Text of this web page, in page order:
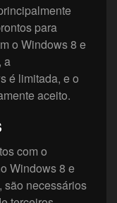
para
o Windows 8 e
a
é limitada, e o
aceito.
com o
Windows 8 e
são necessários